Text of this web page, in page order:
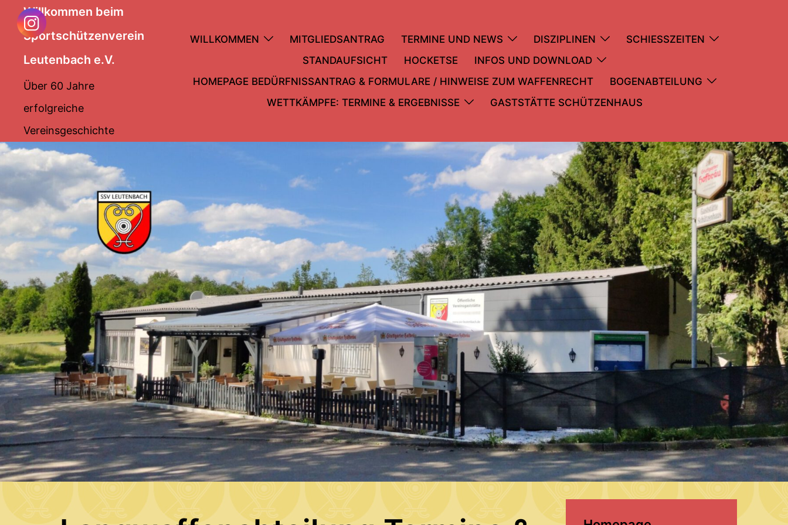
Zum
Inhalt
springen
Willkommen beim
Sportschützenverein
Leutenbach e.V.
Über 60 Jahre
erfolgreiche
Vereinsgeschichte
WILLKOMMEN MITGLIEDSANTRAG TERMINE UND NEWS DISZIPLINEN
SCHIESSZEITEN
STANDAUFSICHT
HOCKETSE
INFOS UND DOWNLOAD
HOMEPAGE BEDÜRFNISSANTRAG & FORMULARE / HINWEISE ZUM WAFFENRECHT
BOGENABTEILUNG
WETTKÄMPFE: TERMINE & ERGEBNISSE
GASTSTÄTTE SCHÜTZENHAUS